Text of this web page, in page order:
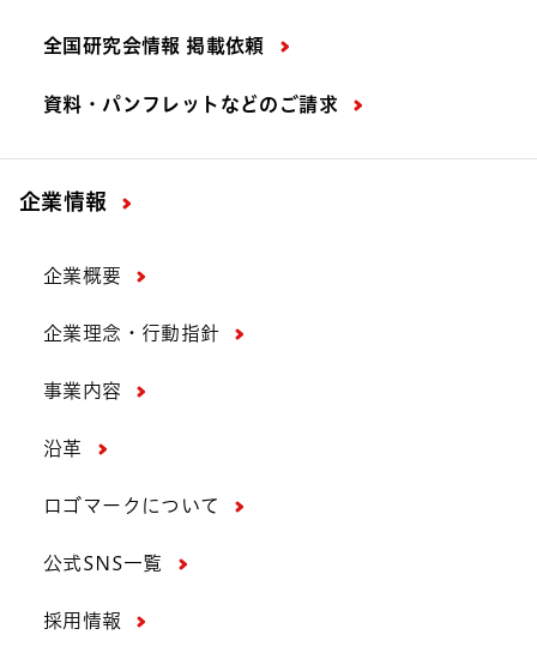
全国研究会情報 掲載依頼
資料・パンフレットなどの ご請求
企業情報
企業概要
企業理念・行動指針
事業内容
沿革
ロゴマークについて
公式SNS一覧
採用情報